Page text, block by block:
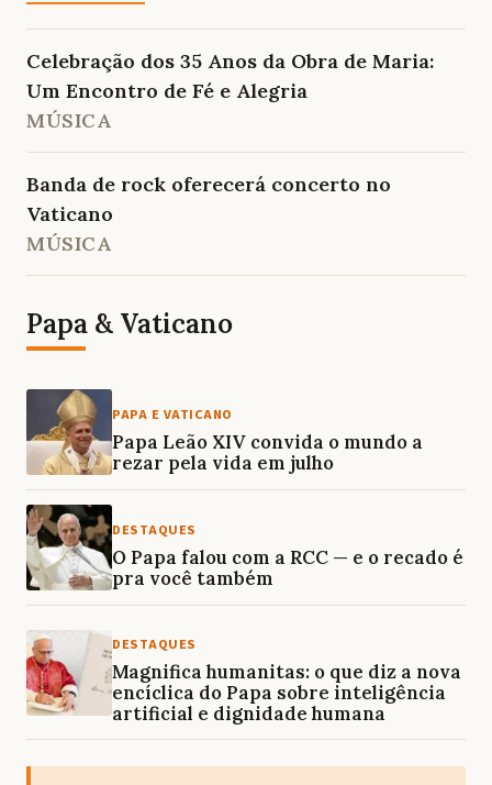
Celebração dos 35 Anos da Obra de Maria:
Um Encontro de Fé e Alegria
MÚSICA
Banda de rock oferecerá concerto no
Vaticano
MÚSICA
Papa & Vaticano
PAPA E VATICANO
Papa Leão XIV convida o mundo a
rezar pela vida em julho
DESTAQUES
O Papa falou com a RCC — e o recado é
pra você também
DESTAQUES
Magnifica humanitas: o que diz a nova
encíclica do Papa sobre inteligência
artificial e dignidade humana